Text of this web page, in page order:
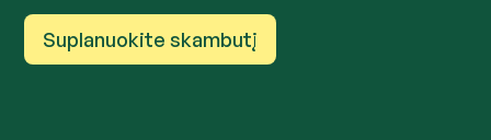
Suplanuokite skambutį